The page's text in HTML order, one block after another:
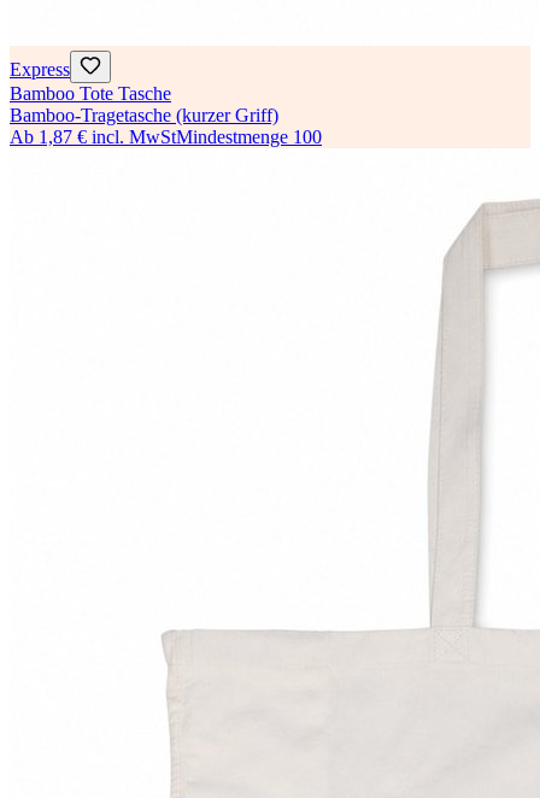
Express
Bamboo Tote Tasche
Bamboo-Tragetasche (kurzer Griff)
Ab 1,87 € incl. MwStMindestmenge 100